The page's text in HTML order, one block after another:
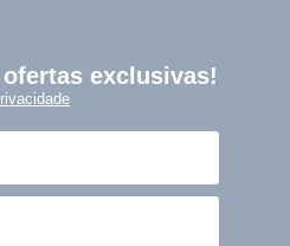
ofertas exclusivas!